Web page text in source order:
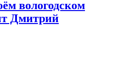
вологодском
Дмитрий